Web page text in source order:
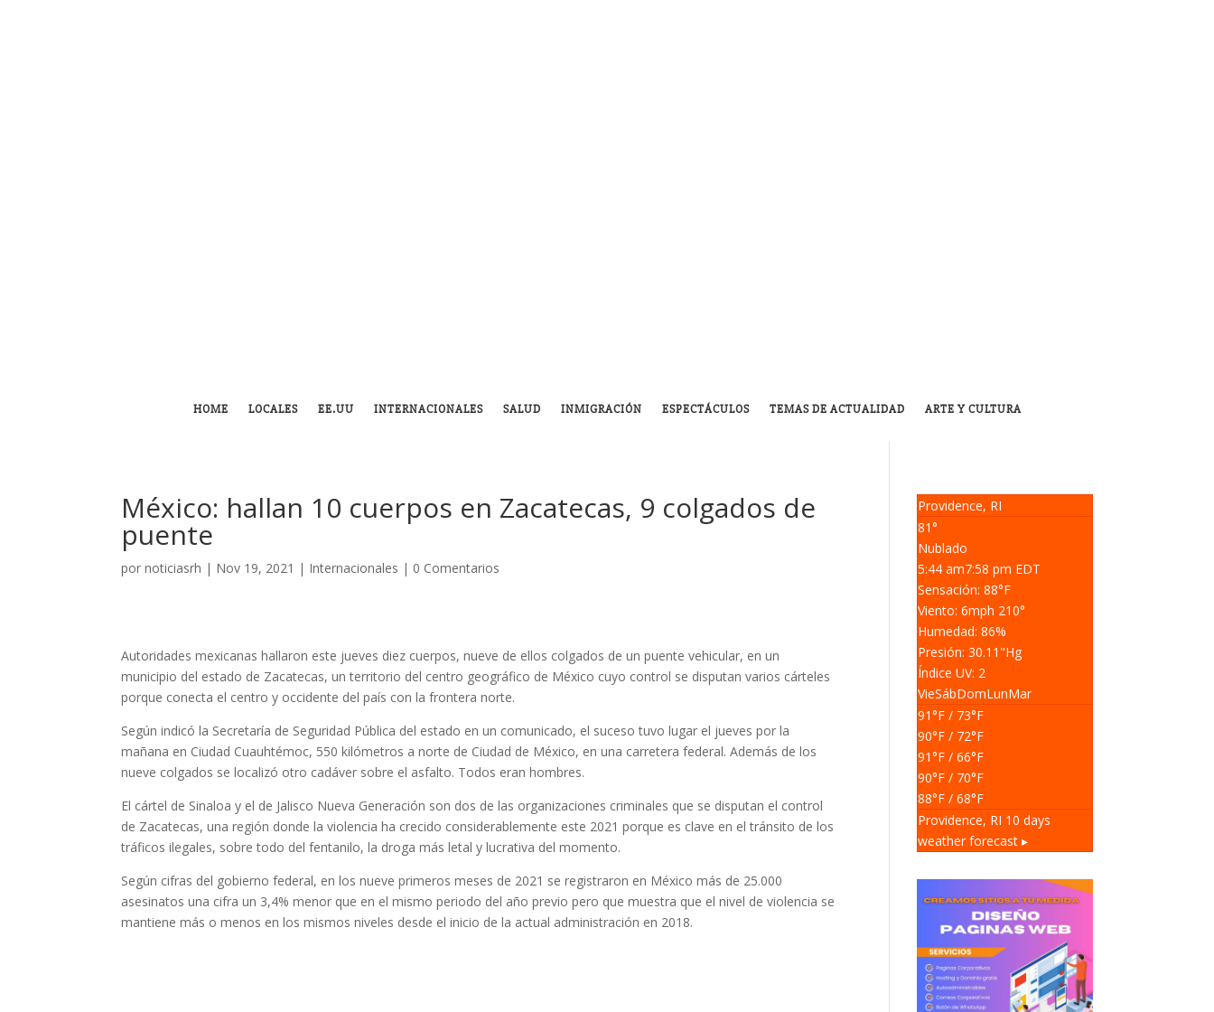
HOME LOCALES EE.UU INTERNACIONALES SALUD INMIGRACIÓN ESPECTÁCULOS TEMAS DE ACTUALIDAD ARTE Y CULTURA
México: hallan 10 cuerpos en Zacatecas, 9 colgados de
puente
pornoticiasrh | Nov 19, 2021 | Internacionales | 0 Comentarios
Autoridades mexicanas hallaron este jueves diez cuerpos, nueve de ellos colgados de un puente vehicular, en un
municipio del estado de Zacatecas, un territorio del centro geográfico de México cuyo control se disputan varios cárteles
porque conecta el centro y occidente del país con la frontera norte.
Según indicó la Secretaría de Seguridad Pública del estado en un comunicado, el suceso tuvo lugar el jueves por la
mañana en Ciudad Cuauhtémoc, 550 kilómetros a norte de Ciudad de México, en una carretera federal. Además de los
nueve colgados se localizó otro cadáver sobre el asfalto. Todos eran hombres.
El cártel de Sinaloa y el de Jalisco Nueva Generación son dos de las organizaciones criminales que se disputan el control
de Zacatecas, una región donde la violencia ha crecido considerablemente este 2021 porque es clave en el tránsito de los
tráficos ilegales, sobre todo del fentanilo, la droga más letal y lucrativa del momento.
Según cifras del gobierno federal, en los nueve primeros meses de 2021 se registraron en México más de 25.000
asesinatos una cifra un 3,4% menor que en el mismo periodo del año previo pero que muestra que el nivel de violencia se
mantiene más o menos en los mismos niveles desde el inicio de la actual administración en 2018.
Providence, RI
81°
Nublado
5:44 am7:58 pm EDT
Sensación: 88°F
Viento: 6mph 210°
Humedad: 86%
Presión: 30.11 "Hg
Índice UV: 2
VieSábDomLunMar
91°F / 73°F
90°F / 72°F
91°F / 66°F
90°F / 70°F
88°F / 68°F
Providence, RI 10 days
weather forecast ▸